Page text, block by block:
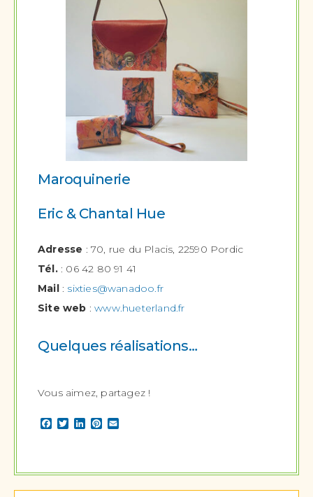
Maroquinerie
Eric & Chantal Hue
Adresse : 70, rue du Placis, 22590 Pordic
Tél.: 06 42 80 91 41
Mail: sixties@wanadoo.fr
Site web :www.hueterland.fr
Quelques réalisations…
Vous aimez, partagez !
Facebook
TwitterLinkedIn
Pinterest